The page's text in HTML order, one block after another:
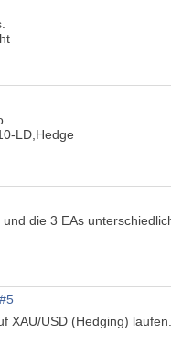
LD,Hedge
die 3 EAs
#5
XAU/USD (Hedging)